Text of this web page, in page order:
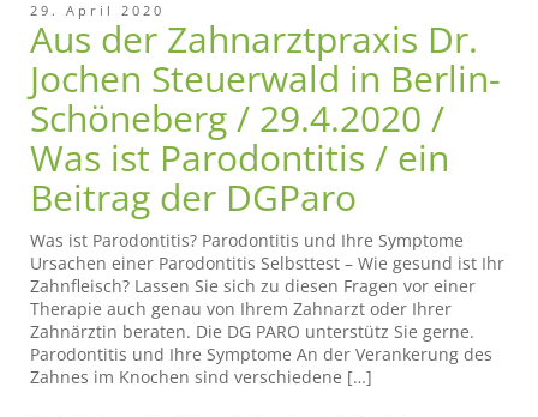
29. April 2020
Aus der Zahnarztpraxis Dr.
Jochen Steuerwald in Berlin-
Schöneberg / 29.4.2020 /
Was ist Parodontitis / ein
Beitrag der DGParo
Was ist Parodontitis? Parodontitis und Ihre Symptome
Ursachen einer Parodontitis Selbsttest – Wie gesund ist Ihr
Zahnfleisch? Lassen Sie sich zu diesen Fragen vor einer
Therapie auch genau von Ihrem Zahnarzt oder Ihrer
Zahnärztin beraten. Die DG PARO unterstütz Sie gerne.
Parodontitis und Ihre Symptome An der Verankerung des
Zahnes im Knochen sind verschiedene […]